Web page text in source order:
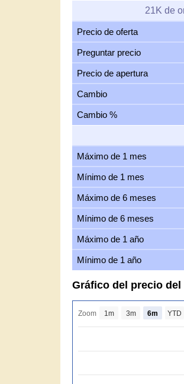
21K de
Precio de oferta
Preguntar precio
Precio de apertura
Cambio
Cambio %
Máximo de 1 mes
Mínimo de 1 mes
Máximo de 6 meses
Mínimo de 6 meses
Máximo de 1 año
Mínimo de 1 año
Gráfico del precio
Zoom 1m 3m 6m YTD